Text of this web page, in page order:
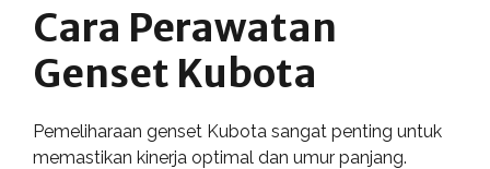
Cara Perawatan
Genset Kubota
Pemeliharaan genset Kubota sangat penting untuk
memastikan kinerja optimal dan umur panjang.